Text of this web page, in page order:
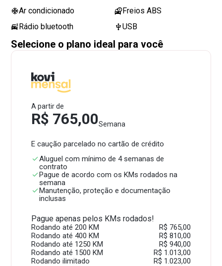
Ar condicionado
Freios ABS
Rádio bluetooth
USB
Selecione o plano ideal para você
A partir de
R$ 765,00Semana
E caução parcelado no cartão de crédito
Aluguel com mínimo de 4 semanas de
contrato
Pague de acordo com os KMs rodados na
semana
Manutenção, proteção e documentação
inclusas
Pague apenas pelos KMs rodados!
Rodando até 200 KM
R$ 765,00
Rodando até 400 KM
R$ 810,00
Rodando até 1250 KM
R$ 940,00
Rodando até 1500 KM
R$ 1.013,00
Rodando ilimitado
R$ 1.023,00